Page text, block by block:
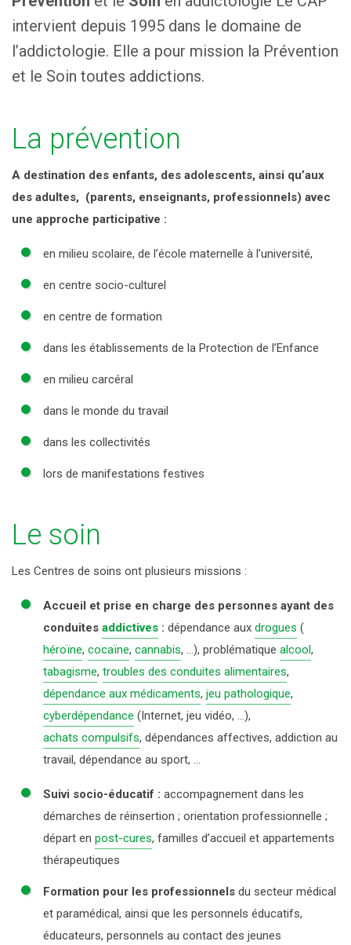
MÉDICAMENTS
LA CONSULTATION JEUNE CONSOMMATEUR
TRAVAIL ATERNATIF PAYÉ À LA JOURNÉE
SANTÉ – JUSTICE
LE CAP
HISTORIQUE
ACTIVITÉS ET CHIFFRES CLÉS
PARTENAIRES
J’AI BESOIN D’AIDE
intervient depuis 1995 dans le domaine de
l’addictologie. Elle a pour mission la Prévention
et le Soin toutes addictions.
La prévention
A destination des enfants, des adolescents, ainsi qu’aux
des adultes, (parents, enseignants, professionnels) avec
une approche participative :
en milieu scolaire, de l’école maternelle à l’université,
en centre socio-culturel
en centre de formation
dans les établissements de la Protection de l’Enfance
en milieu carcéral
dans le monde du travail
dans les collectivités
lors de manifestations festives
Le soin
Les Centres de soins ont plusieurs missions :
Accueil et prise en charge des personnes ayant des
conduites addictives : dépendance aux drogues (
héroïne, cocaïne, cannabis, …), problématique alcool,
tabagisme, troubles des conduites alimentaires,
dépendance aux médicaments, jeu pathologique,
cyberdépendance (Internet, jeu vidéo, …),
achats compulsifs, dépendances affectives, addiction au
travail, dépendance au sport, …
Suivi socio-éducatif : accompagnement dans les
démarches de réinsertion ; orientation professionnelle ;
départ en post-cures, familles d’accueil et appartements
thérapeutiques
Formation pour les professionnels du secteur médical
et paramédical, ainsi que les personnels éducatifs,
éducateurs, personnels au contact des jeunes